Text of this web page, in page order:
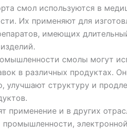
смол используются в
Их применяют для
имеющих
смолы могут
в различных продуктах.
улучшают структуру и
применение и в других